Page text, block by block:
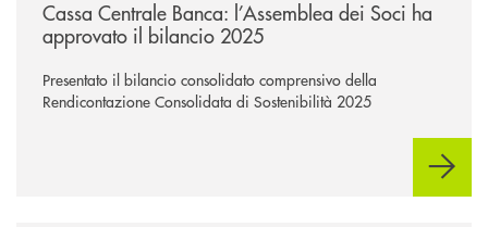
Cassa Centrale Banca: l’Assemblea dei Soci ha
approvato il bilancio 2025
Presentato il bilancio consolidato comprensivo della
Rendicontazione Consolidata di Sostenibilità 2025